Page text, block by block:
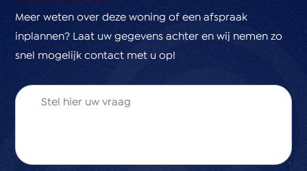
- Isolatievoorzieningen: de woning is volledig
geïsoleerd
- Keuken en wc op de begane grond zijn in 2017
- Vanuit de bouw zijn aan de achterzijde de
- Zowel de buiten- als binnenkant van de woning
Meer weten over deze woning of een afspraak
inplannen? Laat uw gegevens achter en wij nemen zo
snel mogelijk contact met u op!